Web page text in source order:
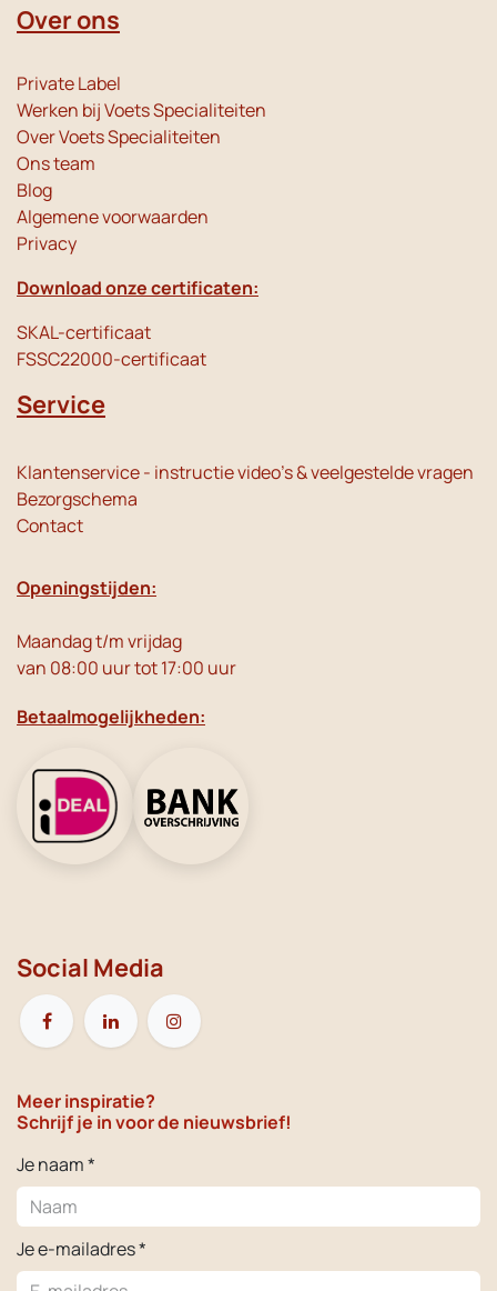
Over ons
Private Label
Werken bij Voets Specialiteiten
Over Voets Specialiteiten
Ons team
Blog
Algemene voorwaarden
Privacy
Download onze certificaten:
SKAL-certificaat
FSSC22000-certificaat
Service
Klantenservice - instructie video's & veelgestelde vragen
Bezorgschema
Contact
Openingstijden:
Maandag t/m vrijdag
van 08:00 uur tot 17:00 uur
Betaalmogelijkheden:
Social Media
Meer inspiratie?
Schrijf je in voor de nieuwsbrief!
Je naam *
Je e-mailadres *